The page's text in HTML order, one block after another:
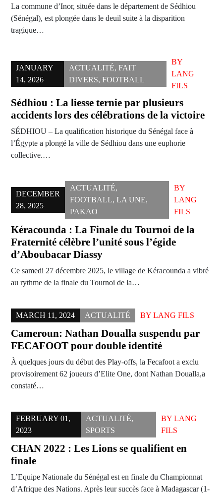
La commune d’Inor, située dans le département de Sédhiou
(Sénégal), est plongée dans le deuil suite à la disparition
tragique…
JANUARY
14, 2026
ACTUALITÉ, FAIT
DIVERS, FOOTBALL
BY
LANG
FILS
Sédhiou : La liesse ternie par plusieurs
accidents lors des célébrations de la victoire
SÉDHIOU – La qualification historique du Sénégal face à
l’Égypte a plongé la ville de Sédhiou dans une euphorie
collective.…
DECEMBER
28, 2025
ACTUALITÉ,
FOOTBALL,LA UNE,
PAKAO
BY
LANG
FILS
Kéracounda : La Finale du Tournoi de la
Fraternité célèbre l’unité sous l’égide
d’Aboubacar Diassy
Ce samedi 27 décembre 2025, le village de Kéracounda a vibré
au rythme de la finale du Tournoi de la…
MARCH 11, 2024 ACTUALITÉ BY LANG FILS
Cameroun: Nathan Doualla suspendu par
FECAFOOT pour double identité
À quelques jours du début des Play-offs, la Fecafoot a exclu
provisoirement 62 joueurs d’Elite One, dont Nathan Doualla,a
constaté…
FEBRUARY 01,
2023
ACTUALITÉ,
SPORTS
BYLANG
FILS
CHAN 2022 : Les Lions se qualifient en
finale
L’Equipe Nationale du Sénégal est en finale du Championnat
d’Afrique des Nations. Après leur succès face à Madagascar (1-